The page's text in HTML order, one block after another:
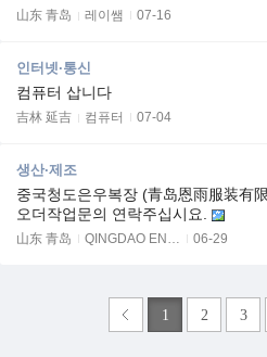
山东 青岛 레이쌤 07-16
인터넷·통신
컴퓨터 삽니다
吉林 延吉 컴퓨터 07-04
생산·제조
중국청도은우복장 (青岛恩雨服装有
오더작업문의 연락주십시요.
山东 青岛 QINGDAO EN… 06-29
1 2 3